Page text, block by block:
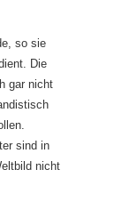
so sie
Die
gar nicht
sind in
nicht